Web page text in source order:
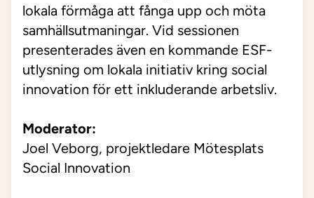
lokala förmåga att fånga upp och möta
samhällsutmaningar. Vid sessionen
presenterades även en kommande ESF-
utlysning om lokala initiativ kring social
innovation för ett inkluderande arbetsliv.
Moderator:
Joel Veborg, projektledare Mötesplats
Social Innovation